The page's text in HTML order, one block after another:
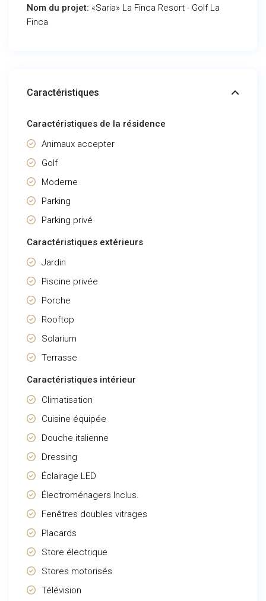
Nom du projet: «Saria» La Finca Resort - Golf La
Finca
Caractéristiques
Caractéristiques de la résidence
Animaux accepter
Golf
Moderne
Parking
Parking privé
Caractéristiques extérieurs
Jardin
Piscine privée
Porche
Rooftop
Solarium
Terrasse
Caractéristiques intérieur
Climatisation
Cuisine équipée
Douche italienne
Dressing
Éclairage LED
Électroménagers Inclus.
Fenêtres doubles vitrages
Placards
Store électrique
Stores motorisés
Télévision